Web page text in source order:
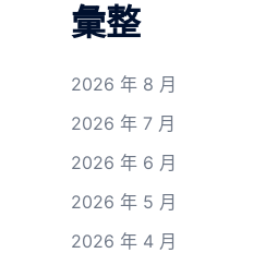
彙整
2026 年 8 月
2026 年 7 月
2026 年 6 月
2026 年 5 月
2026 年 4 月